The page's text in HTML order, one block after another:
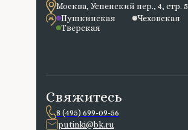
Свяжитесь
8 (495) 699-09-56
putinki@bk.ru
Москва, Успенский пер., 4, стр. 5
Пушкинская
Чеховская
Тверская